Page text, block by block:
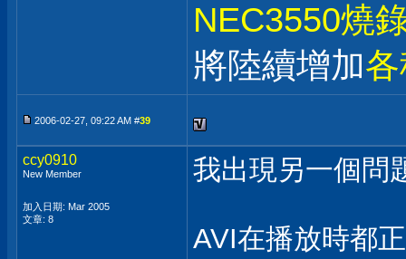
NEC3550燒
將陸續增加
2006-02-27, 09:22 AM #39
ccy0910
New Member
加入日期: Mar 2005
文章: 8
我出現另一個問
AVI在播放時都